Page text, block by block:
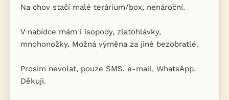
Na chov stačí malé terárium/box, nenároční.
V nabídce mám i isopody, zlatohlávky,
mnohonožky. Možná výměna za jiné bezobratlé.
Prosím nevolat, pouze SMS, e-mail, WhatsApp.
Děkuji.